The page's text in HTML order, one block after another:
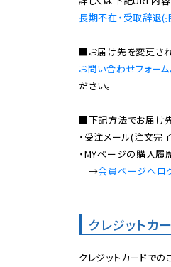
長期不在・受取辞退(
お問い合わせフォーム
ださい。
■下記方法でお届け
・受注メール(注文完
・MYページの購入
→会員ページへロ
クレジットカ
クレジットカードで